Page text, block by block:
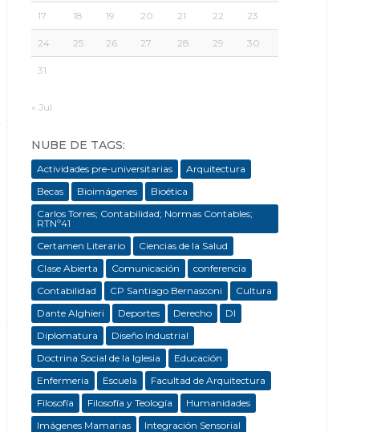
17 18 19 20 21 22 23
24 25 26 27 28 29 30
31
« Jul
NUBE DE TAGS:
Actividades pre-universitarias
Arquitectura
Becas
Bioimágenes
Bioética
Carlos Torres; Contabilidad; Normas Contables;
RTNº41
Certamen Literario
Ciencias de la Salud
Clase Abierta
Comunicación
conferencia
Contabilidad
CP Santiago Bernasconi
Cultura
Dante Alghieri
Deportes Derecho
DI
Diplomatura
Diseño Industrial
Doctrina Social de la Iglesia
Educación
Enfermeria
Escuela
Facultad de Arquitectura
Filosofía
Filosofía y Teología
Humanidades
Imágenes Mamarias
Integración Sensorial